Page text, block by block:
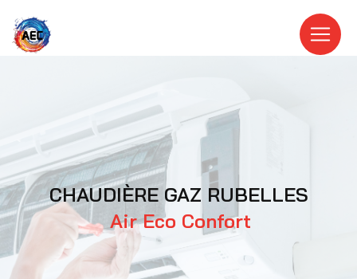
CHAUDIÈRE GAZ RUBELLES
Air Eco Confort